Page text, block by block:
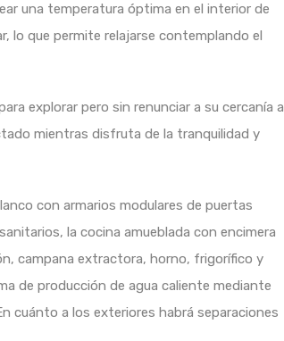
una temperatura óptima en el interior de
lo que permite relajarse contemplando el
explorar pero sin renunciar a su cercanía a
mientras disfruta de la tranquilidad y
con armarios modulares de puertas
la cocina amueblada con encimera
campana extractora, horno, frigorífico y
de producción de agua caliente mediante
cuánto a los exteriores habrá separaciones